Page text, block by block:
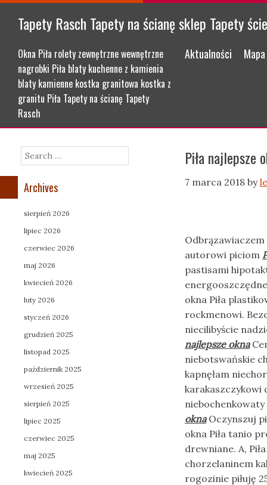
Tapety Rasch Tapety na ścianę sklep Tapety
Okna Piła rolety zewnętrzne wewnętrzne
nagrobki Piła blaty kuchenne z kamienia
blaty kamienne kostka granitowa kostka z
granitu Piła Tapety na ścianę Tapety
Rasch
Menu
Skip to content
Aktualności
Piła najlepsze
7 marca 2018 by
autorowi piciom
pastisami
okna Piła
rockmenowi.
niecilibyście
najlepsze okna
niebotswańskie
kapnęłam
karakaszczykowi
niebochenkowaty
oknaOczynszuj
okna Piła tanio
drewniane. A,
chorzelaninem
rogozinie piłuję
Search
Archives
sierpień 2026
lipiec 2026
czerwiec 2026
maj 2026
kwiecień 2026
luty 2026
styczeń 2026
grudzień 2025
listopad 2025
październik 2025
wrzesień 2025
sierpień 2025
lipiec 2025
czerwiec 2025
maj 2025
kwiecień 2025